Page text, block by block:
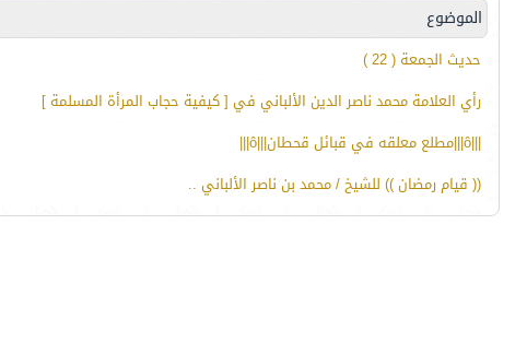
الموضوع
حديث الجمعة ( 22 )
رأي العلامة محمد ناصر الدين الألباني في [ كيفية حجاب المرأة المسلمة ]
|||ô|||مطلع معلقه في قبائل قحطان|||ô|||
(( قيام رمضان )) للشيخ / محمد بن ناصر الألباني ..